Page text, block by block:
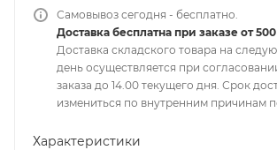
Самовывоз сегодня - бесплатно.
Доставка бесплатна при заказе от
Доставка складского товара на
день осуществляется при
заказа до 14.00 текущего дня. Срок
измениться по внутренним причинам
Характеристики